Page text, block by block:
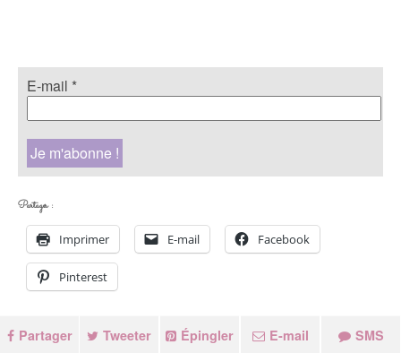
E-mail *
Partager :
Imprimer E-mail Facebook
Pinterest
Partager Tweeter Épingler E-mail SMS